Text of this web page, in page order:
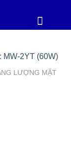
LƯỢNG MẶT